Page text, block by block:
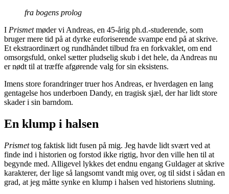
fra bogens prolog
I Prismetmøder vi Andreas, en 45-årig ph.d.-studerende, som
bruger mere tid på at dyrke euforiserende svampe end på at skrive.
Et ekstraordinært og rundhåndet tilbud fra en forkvaklet, om end
omsorgsfuld, onkel sætter pludselig skub i det hele, da Andreas nu
er nødt til at træffe afgørende valg for sin eksistens.
Imens store forandringer truer hos Andreas, er hverdagen en lang
gentagelse hos underboen Dandy, en tragisk sjæl, der har lidt store
skader i sin barndom.
En klump i halsen
Prismettog faktisk lidt fusen på mig. Jeg havde lidt svært ved at
finde ind i historien og forstod ikke rigtig, hvor den ville hen til at
begynde med. Alligevel lykkes det endnu engang Guldager at skrive
karakterer, der lige så langsomt vandt mig over, og til sidst i sådan en
grad, at jeg måtte synke en klump i halsen ved historiens slutning.